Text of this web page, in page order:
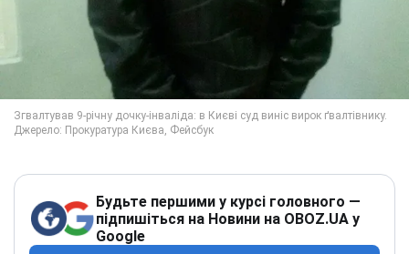
Будьте першими у курсі головного —
підпишіться на Новини на OBOZ.UA у
Google